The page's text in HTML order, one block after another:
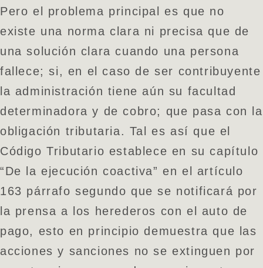
Pero el problema principal es que no
existe una norma clara ni precisa que de
una solución clara cuando una persona
fallece; si, en el caso de ser contribuyente
la administración tiene aún su facultad
determinadora y de cobro; que pasa con la
obligación tributaria. Tal es así que el
Código Tributario establece en su capítulo
“De la ejecución coactiva” en el artículo
163 párrafo segundo que se notificará por
la prensa a los herederos con el auto de
pago, esto en principio demuestra que las
acciones y sanciones no se extinguen por